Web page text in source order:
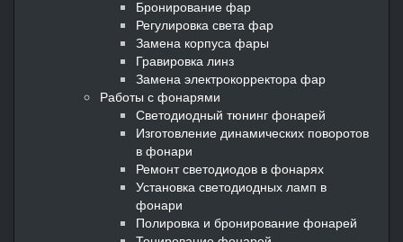
Бронирование фар
Регулировка света фар
Замена корпуса фары
Гравировка линз
Замена электрокорректора фар
Работы с фонарями
Светодиодный тюнинг фонарей
Изготовление динамических поворотов
в фонари
Ремонт светодиодов в фонарях
Установка светодиодных ламп в
фонари
Полировка и бронирование фонарей